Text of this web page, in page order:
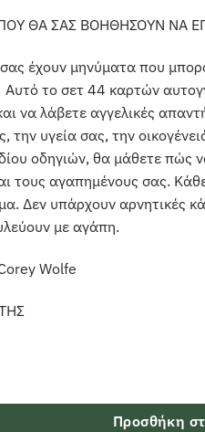
ΘΑ ΣΑΣ ΒΟΗΘΗΣΟΥΝ ΝΑ
σας έχουν μηνύματα που
το σετ 44 καρτών
να λάβετε αγγελικές
την υγεία σας, την
οδηγιών, θα μάθετε πώς
τους αγαπημένους σας.
Δεν υπάρχουν αρνητικές
με αγάπη.
Wolfe
ΤΩΝ ΑΓΓΕΛΩΝ ( ΚΑΡΤΕΣ
Προσθήκη